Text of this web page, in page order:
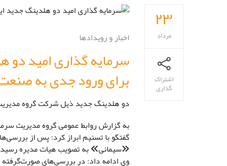
۲۳
مرداد
اشتراک
گذاری
اخبار و رویدادها
سرمایه گذاری امید دو
برای ورود جدی به
دو هلدینگ جدید ذیل شرکت گروه
به گزارش روابط عمومی گروه مدیریت
گفتگو با تسنیم ابراز کرد: پس از
«سیمانی» به تصویب هیات مدیره
وی ادامه داد: در بررسی‌های صورت‌گرفته